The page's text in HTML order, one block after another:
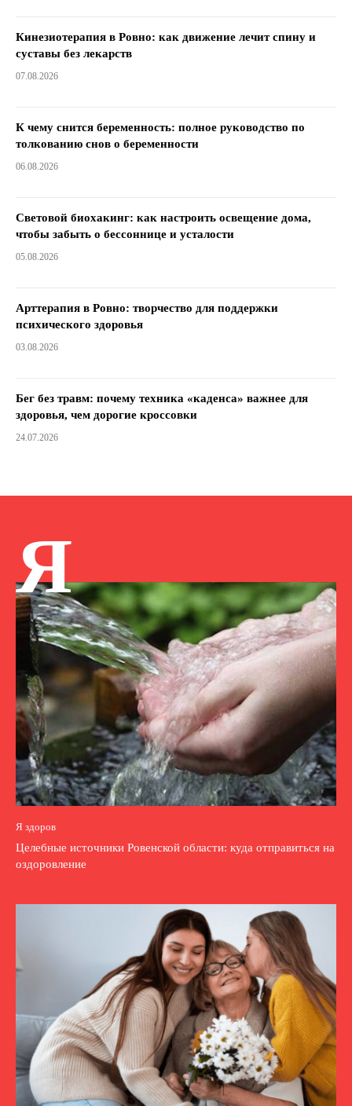
Кинезиотерапия в Ровно: как движение лечит спину и
суставы без лекарств
07.08.2026
К чему снится беременность: полное руководство по
толкованию снов о беременности
06.08.2026
Световой биохакинг: как настроить освещение дома,
чтобы забыть о бессоннице и усталости
05.08.2026
Арттерапия в Ровно: творчество для поддержки
психического здоровья
03.08.2026
Бег без травм: почему техника «каденса» важнее для
здоровья, чем дорогие кроссовки
24.07.2026
Я
Я здоров
Целебные источники Ровенской области: куда отправиться на
оздоровление